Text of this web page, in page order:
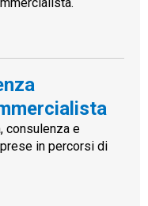
consulenza e
in percorsi di